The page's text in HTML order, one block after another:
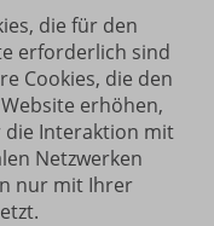
die für den
erforderlich sind
Cookies, die den
erhöhen,
Interaktion mit
Netzwerken
nur mit Ihrer